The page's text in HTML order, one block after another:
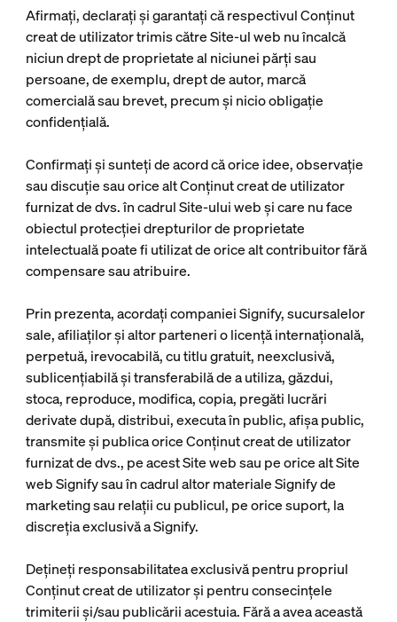
Afirmați, declarați și garantați că respectivul Conținut
creat de utilizator trimis către Site-ul web nu încalcă
niciun drept de proprietate al niciunei părți sau
persoane, de exemplu, drept de autor, marcă
comercială sau brevet, precum și nicio obligație
confidențială.
Confirmați și sunteți de acord că orice idee, observație
sau discuție sau orice alt Conținut creat de utilizator
furnizat de dvs. în cadrul Site-ului web și care nu face
obiectul protecției drepturilor de proprietate
intelectuală poate fi utilizat de orice alt contribuitor fără
compensare sau atribuire.
Prin prezenta, acordați companiei Signify, sucursalelor
sale, afiliaților și altor parteneri o licență internațională,
perpetuă, irevocabilă, cu titlu gratuit, neexclusivă,
sublicențiabilă și transferabilă de a utiliza, găzdui,
stoca, reproduce, modifica, copia, pregăti lucrări
derivate după, distribui, executa în public, afișa public,
transmite și publica orice Conținut creat de utilizator
furnizat de dvs., pe acest Site web sau pe orice alt Site
web Signify sau în cadrul altor materiale Signify de
marketing sau relații cu publicul, pe orice suport, la
discreția exclusivă a Signify.
Dețineți responsabilitatea exclusivă pentru propriul
Conținut creat de utilizator și pentru consecințele
trimiterii și/sau publicării acestuia. Fără a avea această